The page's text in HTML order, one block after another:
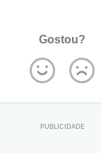
Gostou?